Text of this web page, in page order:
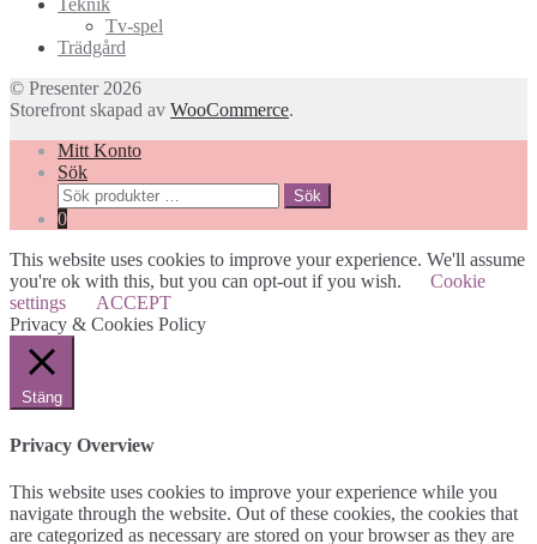
Tv-spel
Trädgård
© Presenter 2026
Storefront skapad av WooCommerce.
Mitt Konto
Sök
Sök
efter:
Sök
0
This website uses cookies to improve your experience. We'll assume
you're ok with this, but you can opt-out if you wish.
Cookie
settings
ACCEPT
Privacy & Cookies Policy
Stäng
Privacy Overview
This website uses cookies to improve your experience while you
navigate through the website. Out of these cookies, the cookies that
are categorized as necessary are stored on your browser as they are